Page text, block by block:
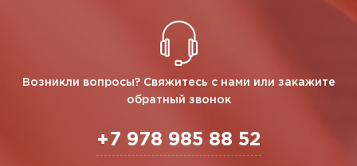
Возникли вопросы? Свяжитесь с нами или закажите
обратный звонок
+7 978 985 88 52